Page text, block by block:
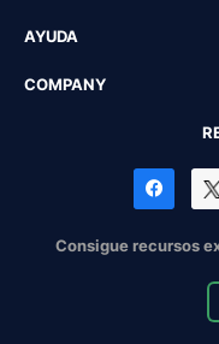
AYUDA
COMPANY
Consigue recursos